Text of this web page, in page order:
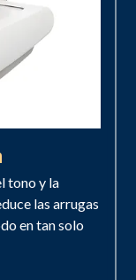
tono y la
las arrugas
en tan solo